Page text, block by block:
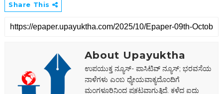
Share This
About Upayuktha
ಉಪಯುಕ್ತ ನ್ಯೂಸ್- ಪಾಸಿಟಿವ್ ನ್ಯೂಸ್; ಭರವಸೆಯ
ನಾಳೆಗಳು ಎಂಬ ಧ್ಯೇಯವಾಕ್ಯದೊಂದಿಗೆ
ಮಂಗಳೂರಿನಿಂದ ಪ್ರಕಟವಾಗುತ್ತಿದೆ. ಕಳೆದ ಐದು